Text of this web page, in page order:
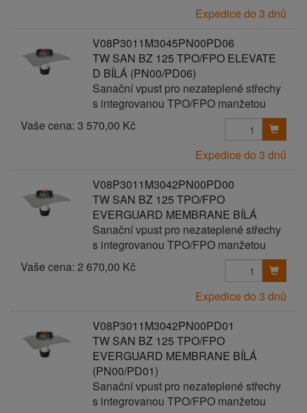
Expedice do 3 dnů
V08P3011M3045PN00PD06
TW SAN BZ 125 TPO/FPO ELEVATE
D BÍLÁ (PN00/PD06)
Sanační vpust pro nezateplené střechy
s integrovanou TPO/FPO manžetou
Vaše cena: 3 570,00 Kč
Expedice do 3 dnů
V08P3011M3042PN00PD00
TW SAN BZ 125 TPO/FPO
EVERGUARD MEMBRANE BÍLÁ
Sanační vpust pro nezateplené střechy
s integrovanou TPO/FPO manžetou
Vaše cena: 2 670,00 Kč
Expedice do 3 dnů
V08P3011M3042PN00PD01
TW SAN BZ 125 TPO/FPO
EVERGUARD MEMBRANE BÍLÁ
(PN00/PD01)
Sanační vpust pro nezateplené střechy
s integrovanou TPO/FPO manžetou